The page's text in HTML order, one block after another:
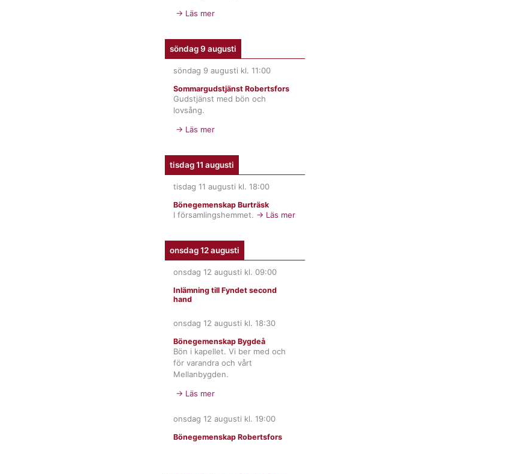
→ Läs mer
söndag 9 augusti
söndag 9 augusti kl. 11:00
Sommargudstjänst Robertsfors
Gudstjänst med bön och
lovsång.
→ Läs mer
tisdag 11 augusti
tisdag 11 augusti kl. 18:00
Bönegemenskap Burträsk
I församlingshemmet. → Läs mer
onsdag 12 augusti
onsdag 12 augusti kl. 09:00
Inlämning till Fyndet second
hand
onsdag 12 augusti kl. 18:30
Bönegemenskap Bygdeå
Bön i kapellet. Vi ber med och
för varandra och vårt
Mellanbygden.
→ Läs mer
onsdag 12 augusti kl. 19:00
Bönegemenskap Robertsfors